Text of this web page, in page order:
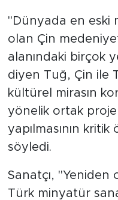
"Dünyada en eski
olan Çin
alanındaki birçok
diyen Tuğ, Çin ile
kültürel mirasın
yönelik ortak
yapılmasının
söyledi.
Sanatçı, "Yeniden
Türk minyatür